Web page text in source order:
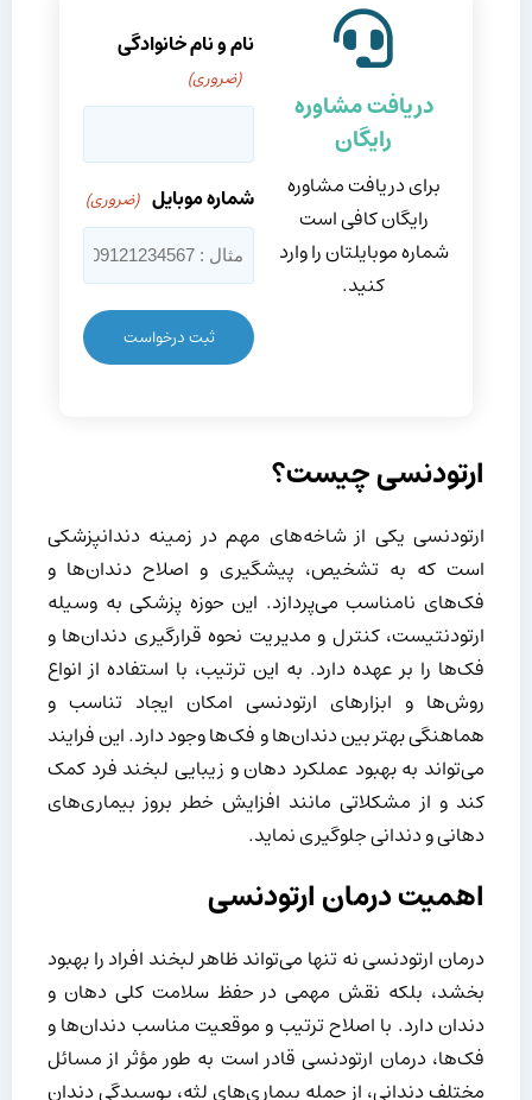
دریافت مشاوره
رایگان
برای دریافت مشاوره
رایگان کافی است
شماره موبایلتان را وارد
کنید.
نام و نام خانوادگی
(ضروری)
شماره موبایل (ضروری)
ارتودنسی چیست؟
ارتودنسی یکی از شاخه‌های مهم در زمینه دندانپزشکی
است که به تشخیص، پیشگیری و اصلاح دندان‌ها و
فک‌های نامناسب می‌پردازد. این حوزه پزشکی به وسیله
ارتودنتیست، کنترل و مدیریت نحوه قرارگیری دندان‌ها و
فک‌ها را بر عهده دارد. به این ترتیب، با استفاده از انواع
روش‌ها و ابزارهای ارتودنسی امکان ایجاد تناسب و
هماهنگی بهتر بین دندان‌ها و فک‌ها وجود دارد. این فرایند
می‌تواند به بهبود عملکرد دهان و زیبایی لبخند فرد کمک
کند و از مشکلاتی مانند افزایش خطر بروز بیماری‌های
دهانی و دندانی جلوگیری نماید.
اهمیت درمان ارتودنسی
درمان ارتودنسی نه تنها می‌تواند ظاهر لبخند افراد را بهبود
بخشد، بلکه نقش مهمی در حفظ سلامت کلی دهان و
دندان دارد. با اصلاح ترتیب و موقعیت مناسب دندان‌ها و
فک‌ها، درمان ارتودنسی قادر است به طور مؤثر از مسائل
مختلف دندانی، از جمله بیماری‌های لثه، پوسیدگی دندان